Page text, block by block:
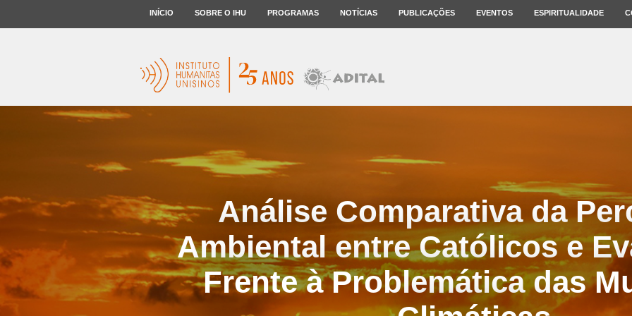
INÍCIO SOBRE O IHU PROGRAMAS NOTÍCIAS PUBLICAÇÕES EVENTOS ESPIRITUALIDADE
Análise Comparativa da
Ambiental entre Católicos e
Frente à Problemática das